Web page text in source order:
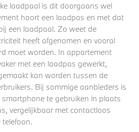
laadpaal is dit doorgaans wel
hoort een laadpas en met dat
een laadpaal. Zo weet de
heeft afgenomen en vooral
moet worden. In appartement
met een laadpas gewerkt,
kan worden tussen de
Bij sommige aanbieders is
te gebruiken in plaats
vergelijkbaar met contactloos
telefoon.